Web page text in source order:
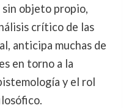
objeto propio,
crítico de las
anticipa muchas de
en torno a la
y el rol